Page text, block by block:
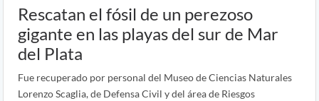
Rescatan el fósil de un perezoso
gigante en las playas del sur de Mar
del Plata
Fue recuperado por personal del Museo de Ciencias Naturales
Lorenzo Scaglia, de Defensa Civil y del área de Riesgos